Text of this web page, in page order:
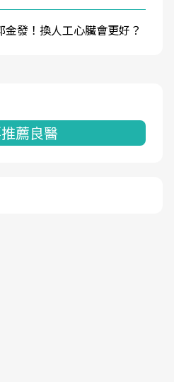
發！換人工心臟會更好？
薦良醫